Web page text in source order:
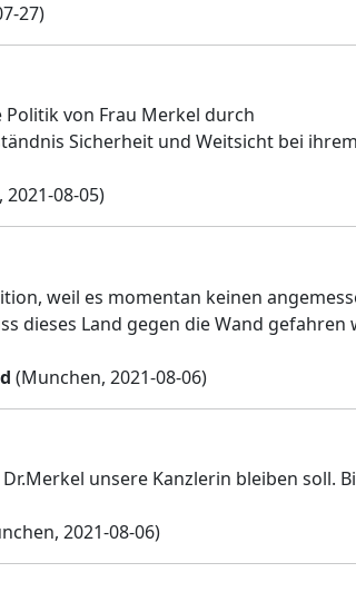
27)
von Frau Merkel durch
Sicherheit und Weitsicht bei
08-05)
weil es momentan keinen
dieses Land gegen die Wand gefahren
(Munchen, 2021-08-06)
unsere Kanzlerin bleiben soll.
2021-08-06)